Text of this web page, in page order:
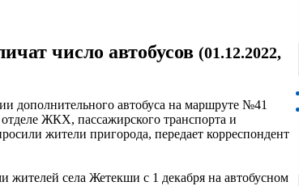
число автобусов (01.12.2022,
дополнительного автобуса на маршруте №41
ЖКХ, пассажирского транспорта и
жители пригорода, передает корреспондент
жителей села Жетекши с 1 декабря на автобусном